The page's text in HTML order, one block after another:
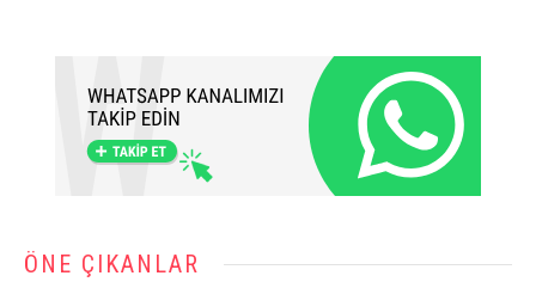
ÖNE ÇIKANLAR